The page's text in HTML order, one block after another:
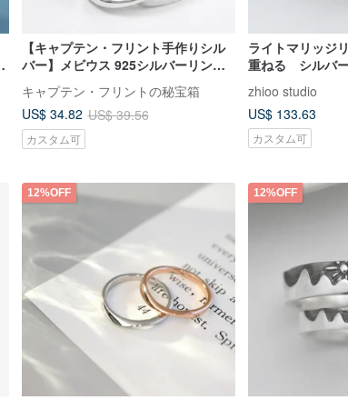
【キャプテン・フリント手作りシル
バー】メビウス 925シルバーリング
オーダーメイド ハンドメイド カスタ
マイズ 無限の環
キャプテン・フリントの秘宝箱
US$ 34.82 US$ 39.56
カスタム可
ライトマリッジ
重ねる シルバ
zhioo studio
US$ 133.63
カスタム可
12%OFF 12%OFF